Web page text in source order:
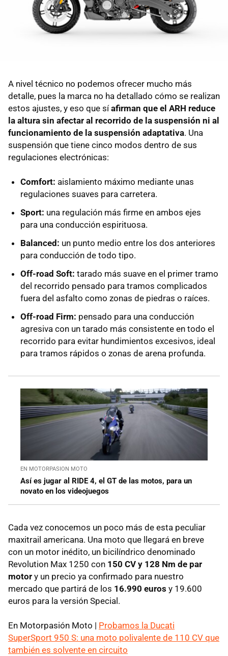
A nivel técnico no podemos ofrecer mucho más
detalle, pues la marca no ha detallado cómo se realizan
estos ajustes, y eso que síafirman que el ARH reduce
la altura sin afectar al recorrido de la suspensión ni al
funcionamiento de la suspensión adaptativa. Una
suspensión que tiene cinco modos dentro de sus
regulaciones electrónicas:
Comfort: aislamiento máximo mediante unas
regulaciones suaves para carretera.
Sport: una regulación más firme en ambos ejes
para una conducción espirituosa.
Balanced: un punto medio entre los dos anteriores
para conducción de todo tipo.
Off-road Soft: tarado más suave en el primer tramo
del recorrido pensado para tramos complicados
fuera del asfalto como zonas de piedras o raíces.
Off-road Firm: pensado para una conducción
agresiva con un tarado más consistente en todo el
recorrido para evitar hundimientos excesivos, ideal
para tramos rápidos o zonas de arena profunda.
EN MOTORPASION MOTO
Así es jugar al RIDE 4, el GT de las motos, para un
novato en los videojuegos
Cada vez conocemos un poco más de esta peculiar
maxitrail americana. Una moto que llegará en breve
con un motor inédito, un bicilíndrico denominado
Revolution Max 1250 con 150 CV y 128 Nm de par
motor y un precio ya confirmado para nuestro
mercado que partirá de los 16.990 euros y 19.600
euros para la versión Special.
En Motorpasión Moto | Probamos la Ducati
SuperSport 950 S: una moto polivalente de 110 CV que
también es solvente en circuito